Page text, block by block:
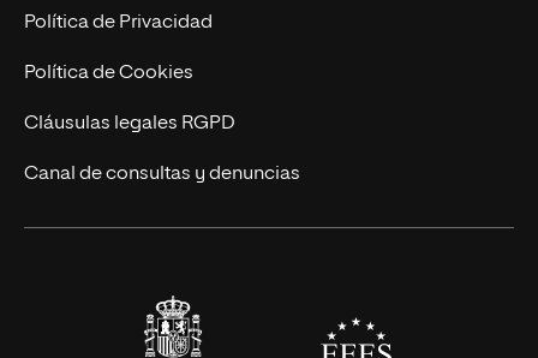
Marketing y Comunicación
Ingeniería
Diseño
Ciencias de la Salud
Política de Privacidad
Política de Cookies
Cláusulas legales RGPD
Canal de consultas y denuncias